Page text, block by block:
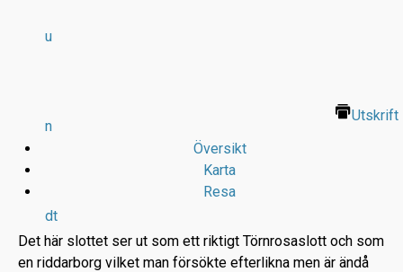
u
n
dt
Utskrift
Översikt
Karta
Resa
Det här slottet ser ut som ett riktigt Törnrosaslott och som
en riddarborg vilket man försökte efterlikna men är ändå